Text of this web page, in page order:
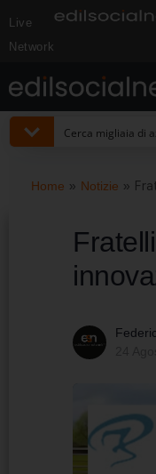
Live
Network
Home » Notizie »